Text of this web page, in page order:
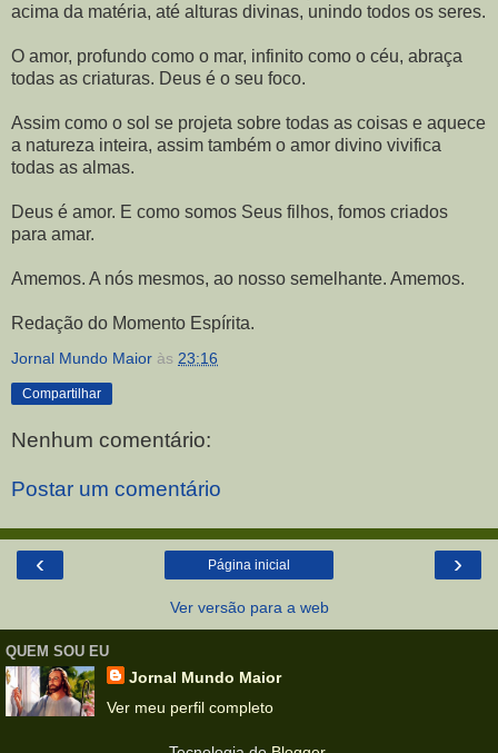
acima da matéria, até alturas divinas, unindo todos os seres.
O amor, profundo como o mar, infinito como o céu, abraça
todas as criaturas. Deus é o seu foco.
Assim como o sol se projeta sobre todas as coisas e aquece
a natureza inteira, assim também o amor divino vivifica
todas as almas.
Deus é amor. E como somos Seus filhos, fomos criados
para amar.
Amemos. A nós mesmos, ao nosso semelhante. Amemos.
Redação do Momento Espírita.
Jornal Mundo Maior às 23:16
Compartilhar
Nenhum comentário:
Postar um comentário
‹ ›
Página inicial
Ver versão para a web
QUEM SOU EU
Jornal Mundo Maior
Ver meu perfil completo